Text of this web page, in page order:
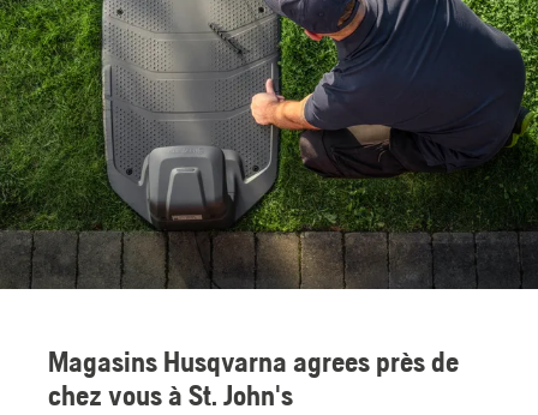
Magasins Husqvarna agrees près de
chez vous à St. John's